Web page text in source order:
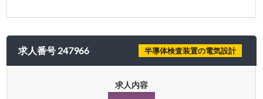
求人番号 247966 半導体検査装置の電気設計
求人内容